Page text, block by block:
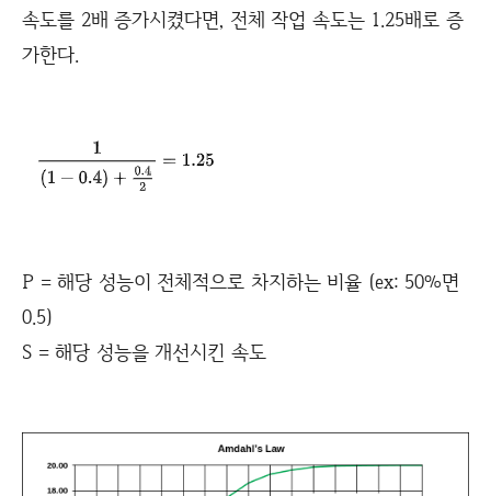
속도를 2배 증가시켰다면, 전체 작업 속도는 1.25배로 증
가한다.
P = 해당 성능이 전체적으로 차지하는 비율 (ex: 50%면
0.5)
S = 해당 성능을 개선시킨 속도